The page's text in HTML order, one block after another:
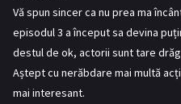
s
:
Vă spun sincer ca nu prea ma
episodul 3 a început sa devina
destul de ok, actorii sunt tare
Aștept cu nerăbdare mai multă
mai interesant.